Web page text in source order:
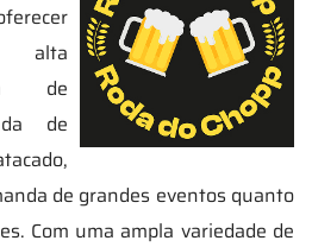
alta
de
de
de grandes eventos quanto
Com uma ampla variedade de